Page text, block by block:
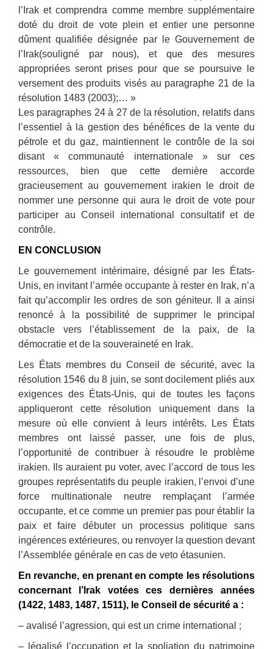
l’Irak et comprendra comme membre supplémentaire
doté du droit de vote plein et entier une personne
dûment qualifiée désignée par le Gouvernement de
l’Irak(souligné par nous), et que des mesures
appropriées seront prises pour que se poursuive le
versement des produits visés au paragraphe 21 de la
résolution 1483 (2003);… »
Les paragraphes 24 à 27 de la résolution, relatifs dans
l’essentiel à la gestion des bénéfices de la vente du
pétrole et du gaz, maintiennent le contrôle de la soi
disant « communauté internationale » sur ces
ressources, bien que cette dernière accorde
gracieusement au gouvernement irakien le droit de
nommer une personne qui aura le droit de vote pour
participer au Conseil international consultatif et de
contrôle.
EN CONCLUSION
Le gouvernement intérimaire, désigné par les États-
Unis, en invitant l’armée occupante à rester en Irak, n’a
fait qu’accomplir les ordres de son géniteur. Il a ainsi
renoncé à la possibilité de supprimer le principal
obstacle vers l’établissement de la paix, de la
démocratie et de la souveraineté en Irak.
Les États membres du Conseil de sécurité, avec la
résolution 1546 du 8 juin, se sont docilement pliés aux
exigences des États-Unis, qui de toutes les façons
appliqueront cette résolution uniquement dans la
mesure où elle convient à leurs intérêts. Les États
membres ont laissé passer, une fois de plus,
l’opportunité de contribuer à résoudre le problème
irakien. Ils auraient pu voter, avec l’accord de tous les
groupes représentatifs du peuple irakien, l’envoi d’une
force multinationale neutre remplaçant l’armée
occupante, et ce comme un premier pas pour établir la
paix et faire débuter un processus politique sans
ingérences extérieures, ou renvoyer la question devant
l’Assemblée générale en cas de veto étasunien.
En revanche, en prenant en compte les résolutions
concernant l’Irak votées ces dernières années
(1422, 1483, 1487, 1511), le Conseil de sécurité a :
– avalisé l’agression, qui est un crime international ;
– légalisé l’occupation et la spoliation du patrimoine